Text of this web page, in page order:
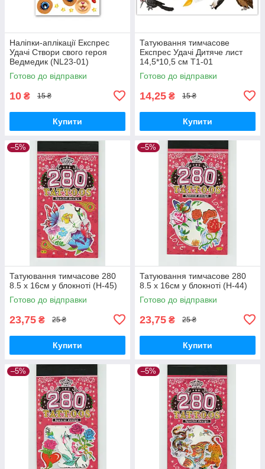
Наліпки-аплікації Експрес
Удачі Створи свого героя
Ведмедик (NL23-01)
Готово до відправки
10 ₴ 15 ₴
Купити
Татуювання тимчасове
Експрес Удачі Дитяче лист
14,5*10,5 см Т1-01
Готово до відправки
14,25 ₴ 15 ₴
Купити
–5%
Татуювання тимчасове 280
8.5 х 16см у блокноті (H-45)
Готово до відправки
23,75 ₴ 25 ₴
Купити
–5%
Татуювання тимчасове 280
8.5 х 16см у блокноті (H-44)
Готово до відправки
23,75 ₴ 25 ₴
Купити
–5% –5%